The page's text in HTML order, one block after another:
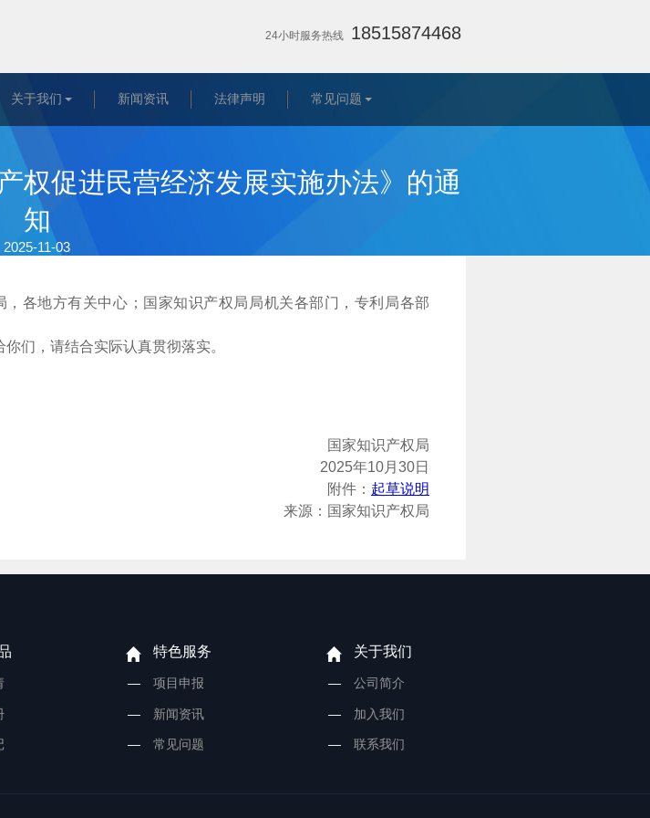
24小时服务热线 18515874468
关于我们 新闻资讯 法律声明 常见问题
权促进民营经济发展实施办法》的通
知
2025-11-03
各地方有关中心；国家知识产权局局机关各部门，专利局各部
你们，请结合实际认真贯彻落实。
国家知识产权局
2025年10月30日
附件： 起草说明
来源：国家知识产权局
特色服务
项目申报
新闻资讯
常见问题
关于我们
公司简介
加入我们
联系我们